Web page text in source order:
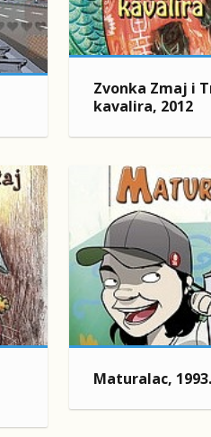
Zvonka Zmaj i
kavalira, 2012
Maturalac, 1993.